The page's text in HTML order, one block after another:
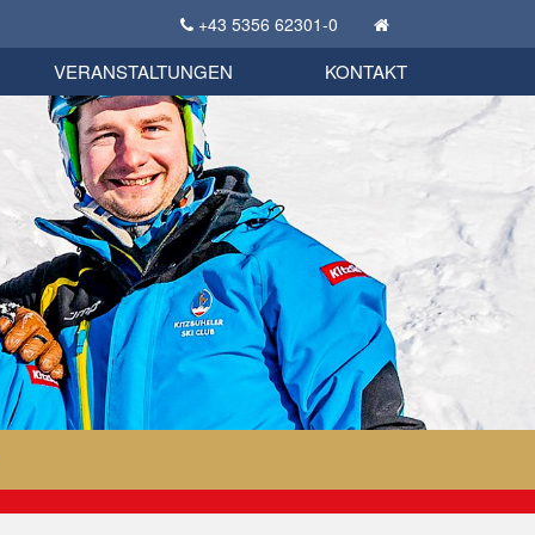
+43 5356 62301-0
KSC Sportgeschichte
Bekleidungsshop
VERANSTALTUNGEN KONTAKT